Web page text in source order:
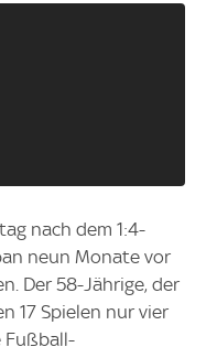
nach dem 1:4-
neun Monate vor
Der 58-Jährige, der
17 Spielen nur vier
Fußball-